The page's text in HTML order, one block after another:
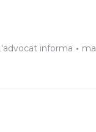
informa